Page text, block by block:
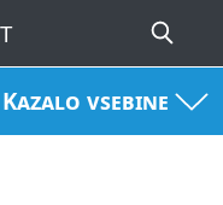
vsebine